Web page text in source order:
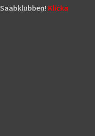
Klicka